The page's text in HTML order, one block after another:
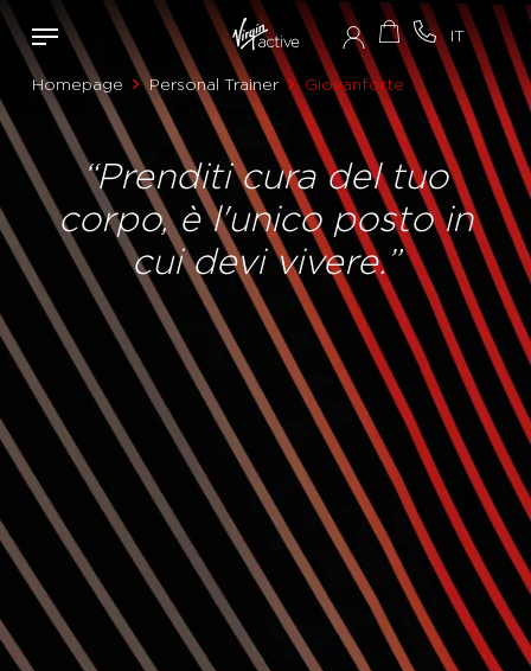
Homepage Personal Trainer Giovanforte
“Prenditi cura del tuo
corpo, è l'unico posto in
cui devi vivere.”